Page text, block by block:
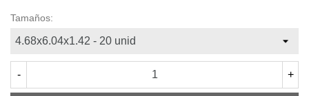
Tamaños:
- +